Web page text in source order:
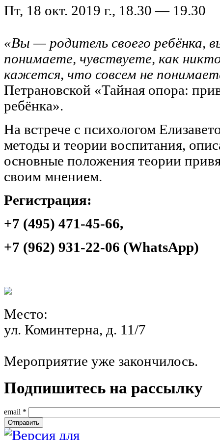
Пт, 18 окт. 2019 г., 18.30 — 19.30
«Вы — родитель своего ребёнка,
понимаете, чувствуете, как
кажется, что совсем не
Петрановской «Тайная опора:
ребёнка».
На встрече с психологом
методы и теории воспитания,
основные положения теории
своим мнением.
Регистрация:
+7 (495) 471-45-66,
+7 (962) 931-22-06 (WhatsApp)
Место:
ул. Коминтерна, д. 11/7
Мероприятие уже закончилось.
Подпишитесь на рассылку
email *